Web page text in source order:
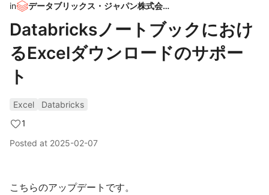
in データブリックス・ジャパン株式会社
Databricksノートブックにおけ
るExcelダウンロードのサポー
ト
Excel
Databricks
1
Posted at 2025-02-07
こちらのアップデートです。